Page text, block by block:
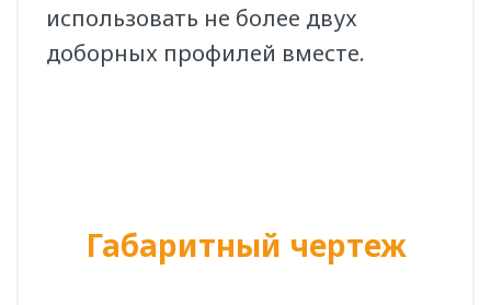
использовать не более двух
доборных профилей вместе.
Габаритный чертеж